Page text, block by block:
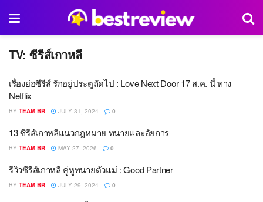
TV:ซีรีส์เกาหลี
เรื่องย่อซีรีส์ รักอยู่ประตูถัดไป : Love Next Door 17 ส.ค. นี้ ทาง
Netflix
BY TEAM BR JULY 31, 2024 0
13 ซีรีส์เกาหลีแนวกฎหมาย ทนายและอัยการ
BY TEAM BR MAY 27, 2026 0
รีวิวซีรีส์เกาหลี คู่หูทนายตัวแม่ : Good Partner
BY TEAM BR JULY 29, 2024 0